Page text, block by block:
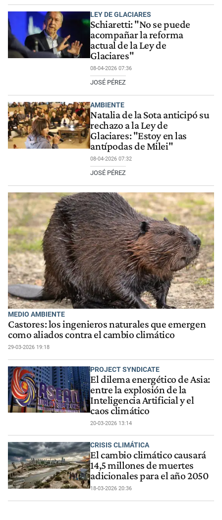
LEY DE GLACIARES
Schiaretti: "No se puede
acompañar la reforma
actual de la Ley de
Glaciares"
08-04-2026 07:36
JOSÉ PÉREZ
AMBIENTE
Natalia de la Sota anticipó su
rechazo a la Ley de
Glaciares: "Estoy en las
antípodas de Milei"
08-04-2026 07:32
JOSÉ PÉREZ
MEDIO AMBIENTE
Castores: los ingenieros naturales que emergen
como aliados contra el cambio climático
29-03-2026 19:18
PROJECT SYNDICATE
El dilema energético de Asia:
entre la explosión de la
Inteligencia Artificial y el
caos climático
20-03-2026 13:14
CRISIS CLIMÁTICA
El cambio climático causará
14,5 millones de muertes
adicionales para el año 2050
18-03-2026 20:36